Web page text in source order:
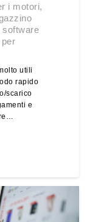
i motori,
software
utili
rapido
scarico
e